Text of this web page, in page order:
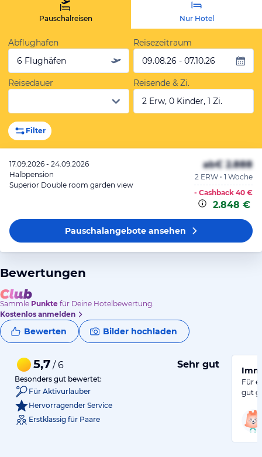
Pauschalreisen Nur Hotel
Abflughafen
6 Flughäfen
Reisezeitraum
09.08.26 - 07.10.26
Reisedauer
Reisende & Zi.
2 Erw, 0 Kinder, 1 Zi.
Filter
17.09.2026 - 24.09.2026
Halbpension
Superior Double room garden view
ab€ 2.888
2 ERW • 1 Woche
- Cashback 40 €
2.848 €
Pauschalangeboteansehen
Bewertungen
Sammle Punkte für Deine Hotelbewertung.
Kostenlos anmelden
Bewerten Bilder hochladen
5,7 / 6 Sehr gut
Besonders gut bewertet:
Für Aktivurlauber
Hervorragender Service
Erstklassig für Paare
Für
gut